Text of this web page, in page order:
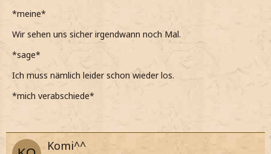
*meine*
Wir sehen uns sicher irgendwann noch Mal.
*sage*
Ich muss nämlich leider schon wieder los.
*mich verabschiede*
Komi^^